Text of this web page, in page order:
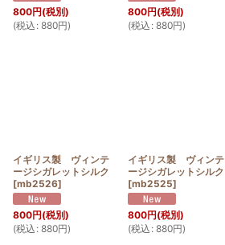
800円(税別)
(税込 : 880円)
800円(税別)
(税込 : 880円)
イギリス製 ヴィンテ
ージシガレットシルク
[mb2526]
800円(税別)
(税込 : 880円)
イギリス製 ヴィンテ
ージシガレットシルク
[mb2525]
800円(税別)
(税込 : 880円)